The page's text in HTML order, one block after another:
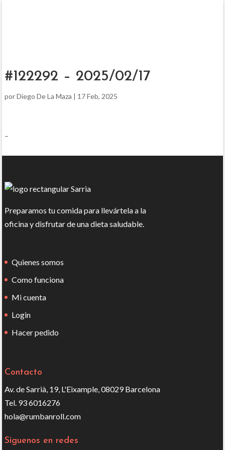
#122292 – 2025/02/17
porDiego De La Maza | 17 Feb, 2025
–
Preparamos tu comida para llevártela a la
oficina y disfrutar de una dieta saludable.
Quienes somos
Como funciona
Mi cuenta
Login
Hacer pedido
Contacto
Av. de Sarrià, 19, L'Eixample, 08029 Barcelona
Tel. 93 6016276
hola@rumbanroll.com
Síguenos en redes